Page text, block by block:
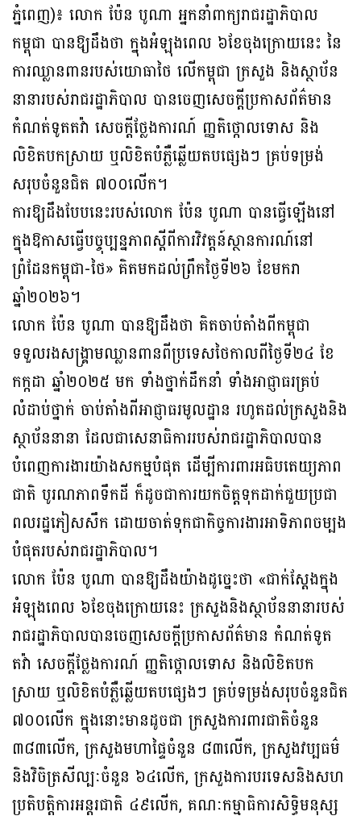
ភ្នំពេញ)៖ លោក ប៉ែន បូណា អ្នកនាំពាក្យរាជរដ្ឋាភិបាល
កម្ពុជា បានឱ្យដឹងថា ក្នុងអំឡុងពេល ៦ខែចុងក្រោយនេះ នៃ
ការឈ្លានពានរបស់យោធាថៃ លើកម្ពុជា ក្រសួង និងស្ថាប័ន
នានារបស់រាជរដ្ឋាភិបាល បានចេញសេចក្តីប្រកាសព័ត៌មាន
កំណត់ទូតតវ៉ា សេចក្តីថ្លែងការណ៍ ញ្ញតិថ្កោលទោស និង
លិខិតបកស្រាយ ឬលិខិតបំភ្លឺឆ្លើយតបផ្សេងៗ គ្រប់ទម្រង់
សរុបចំនួនជិត ៧០០លើក។
ការឱ្យដឹងបែបនេះរបស់លោក ប៉ែន បូណា បានធ្វើឡើងនៅ
ក្នុងឱកាសធ្វើបច្ចុប្បន្នភាពស្តីពីការវិវត្តន៍ស្ថានការណ៍នៅ
ព្រំដែនកម្ពុជា-ថៃ» គិតមកដល់ព្រឹកថ្ងៃទី២៦ ខែមករា
ឆ្នាំ២០២៦។
លោក ប៉ែន បូណា បានឱ្យដឹងថា គិតចាប់តាំងពីកម្ពុជា
ទទួលរងសង្គ្រាមឈ្លានពានពីប្រទេសថៃកាលពីថ្ងៃទី២៤ ខែ
កក្កដា ឆ្នាំ២០២៥ មក ទាំងថ្នាក់ដឹកនាំ ទាំងអាជ្ញាធរគ្រប់
លំដាប់ថ្នាក់ ចាប់តាំងពីអាជ្ញាធរមូលដ្ឋាន រហូតដល់ក្រសួងនិង
ស្ថាប័ននានា ដែលជាសេនាធិការរបស់រាជរដ្ឋាភិបាលបាន
បំពេញការងារយ៉ាងសកម្មបំផុត ដើម្បីការពារអធិបតេយ្យភាព
ជាតិ បូរណភាពទឹកដី ក៏ដូចជាការយកចិត្តទុកដាក់ជួយប្រជា
ពលរដ្ឋភៀសសឹក ដោយចាត់ទុកជាកិច្ចការងារអាទិភាពចម្បង
បំផុតរបស់រាជរដ្ឋាភិបាល។
លោក ប៉ែន បូណា បានឱ្យដឹងយ៉ាងដូច្នេះថា «ជាក់ស្តែងក្នុង
អំឡុងពេល ៦ខែចុងក្រោយនេះ ក្រសួងនិងស្ថាប័ននានារបស់
រាជរដ្ឋាភិបាលបានចេញសេចក្តីប្រកាសព័ត៌មាន កំណត់ទូត
តវ៉ា សេចក្តីថ្លែងការណ៍ ញ្ញតិថ្កោលទោស និងលិខិតបក
ស្រាយ ឬលិខិតបំភ្លឺឆ្លើយតបផ្សេងៗ គ្រប់ទម្រង់សរុបចំនួនជិត
៧០០លើក ក្នុងនោះមានដូចជា ក្រសួងការពារជាតិចំនួន
៣៨៣លើក, ក្រសួងមហាផ្ទៃចំនួន ៨៣លើក, ក្រសួងវប្បធម៌
និងវិចិត្រសីល្បៈចំនួន ៦៤លើក, ក្រសួងការបរទេសនិងសហ
ប្រតិបត្តិការអន្តរជាតិ ៤៩លើក, គណៈកម្មាធិការសិទ្ធិមនុស្ស